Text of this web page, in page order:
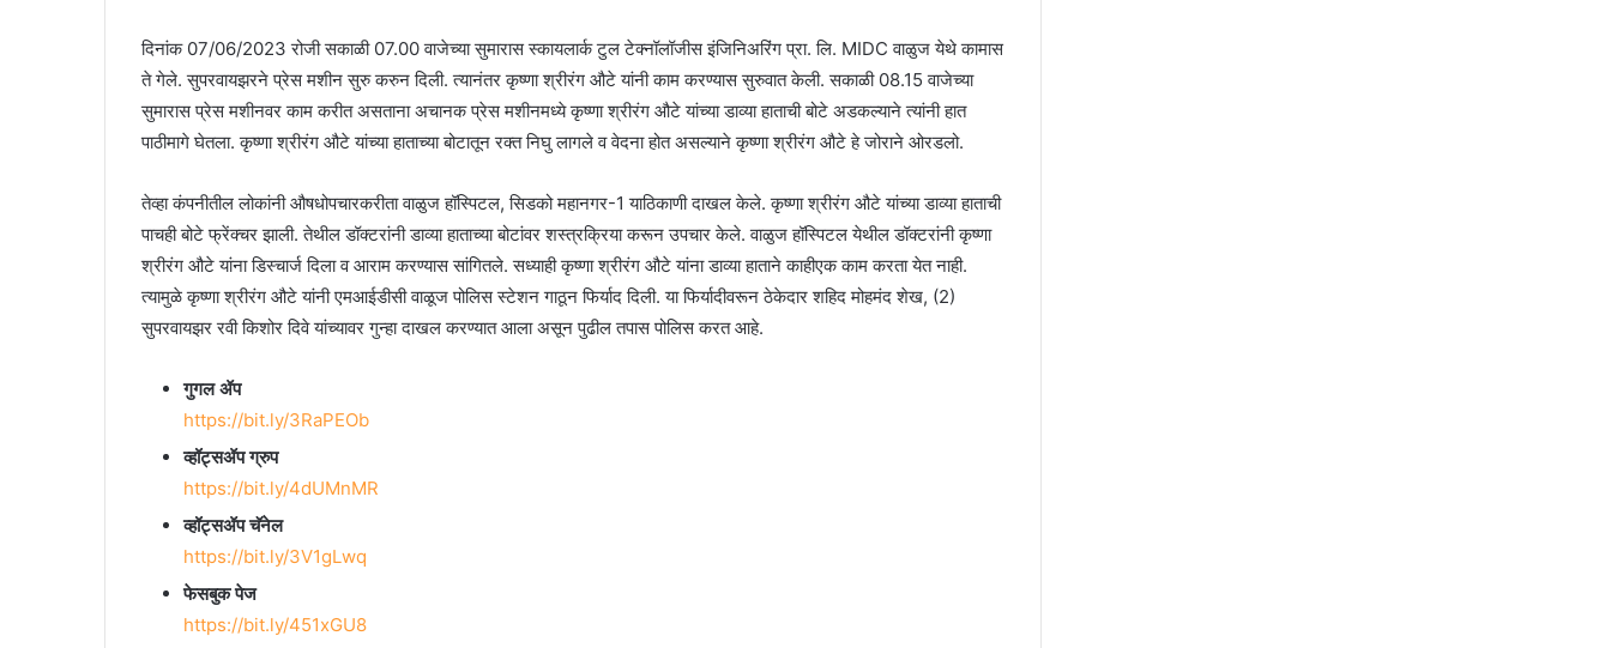
दिनांक 07/06/2023 रोजी सकाळी 07.00 वाजेच्या सुमारास स्कायलार्क टुल टेक्नॉलॉजीस इंजिनिअरिंग प्रा. लि. MIDC वाळुज येथे कामास
ते गेले. सुपरवायझरने प्रेस मशीन सुरु करुन दिली. त्यानंतर कृष्णा श्रीरंग औटे यांनी काम करण्यास सुरुवात केली. सकाळी 08.15 वाजेच्या
सुमारास प्रेस मशीनवर काम करीत असताना अचानक प्रेस मशीनमध्ये कृष्णा श्रीरंग औटे यांच्या डाव्या हाताची बोटे अडकल्याने त्यांनी हात
पाठीमागे घेतला. कृष्णा श्रीरंग औटे यांच्या हाताच्या बोटातून रक्त निघु लागले व वेदना होत असल्याने कृष्णा श्रीरंग औटे हे जोराने ओरडलो.
तेव्हा कंपनीतील लोकांनी औषधोपचारकरीता वाळुज हॉस्पिटल, सिडको महानगर-1 याठिकाणी दाखल केले. कृष्णा श्रीरंग औटे यांच्या डाव्या हाताची
पाचही बोटे फ्रेंक्चर झाली. तेथील डॉक्टरांनी डाव्या हाताच्या बोटांवर शस्त्रक्रिया करून उपचार केले. वाळुज हॉस्पिटल येथील डॉक्टरांनी कृष्णा
श्रीरंग औटे यांना डिस्चार्ज दिला व आराम करण्यास सांगितले. सध्याही कृष्णा श्रीरंग औटे यांना डाव्या हाताने काहीएक काम करता येत नाही.
त्यामुळे कृष्णा श्रीरंग औटे यांनी एमआईडीसी वाळूज पोलिस स्टेशन गाठून फिर्याद दिली. या फिर्यादीवरून ठेकेदार शहिद मोहमंद शेख, (2)
सुपरवायझर रवी किशोर दिवे यांच्यावर गुन्हा दाखल करण्यात आला असून पुढील तपास पोलिस करत आहे.
गुगल ॲप
https://bit.ly/3RaPEOb
व्हॉट्सॲप ग्रुप
https://bit.ly/4dUMnMR
व्हॉट्सॲप चॅनेल
https://bit.ly/3V1gLwq
फेसबुक पेज
https://bit.ly/451xGU8